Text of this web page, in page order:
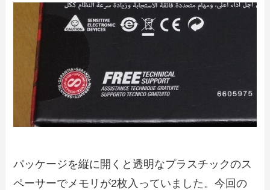
パッケージを縦に開くと透明なプラスチックのス
ペーサーでメモリが2枚入っていました。今回の